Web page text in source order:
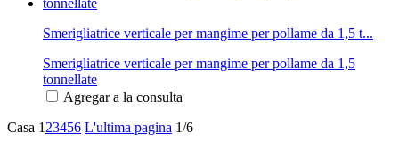
Smerigliatrice verticale per mangime per pollame da 1,5 t...
Smerigliatrice verticale per mangime per pollame da 1,5
tonnellate
Agregar a la consulta
Casa 1 23456 L'ultima pagina 1/6